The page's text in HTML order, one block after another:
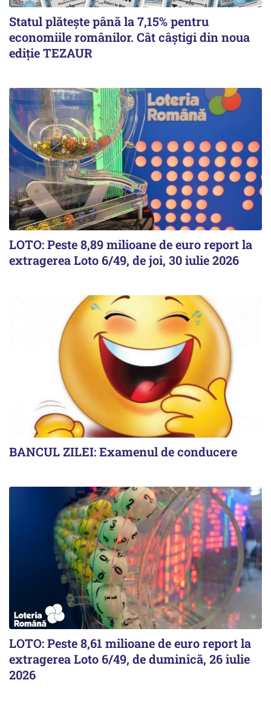
Statul plătește până la 7,15% pentru
economiile românilor. Cât câștigi din noua
ediție TEZAUR
LOTO: Peste 8,89 milioane de euro report la
extragerea Loto 6/49, de joi, 30 iulie 2026
BANCUL ZILEI: Examenul de conducere
LOTO: Peste 8,61 milioane de euro report la
extragerea Loto 6/49, de duminică, 26 iulie
2026